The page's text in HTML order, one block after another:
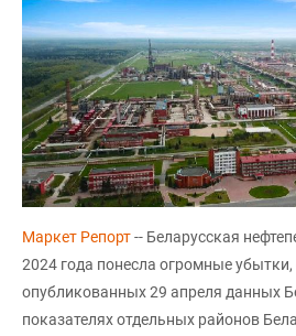
Маркет Репорт-- Беларусская
2024 года понесла огромные убытки,
опубликованных 29 апреля данных
показателях отдельных районов